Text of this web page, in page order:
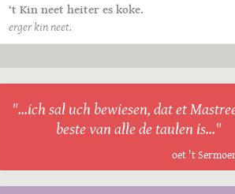
‘t Kin neet heiter es koke.
erger kin neet.
"...ich sal uch bewiesen, dat et
beste van alle de taulen is..."
oet 't